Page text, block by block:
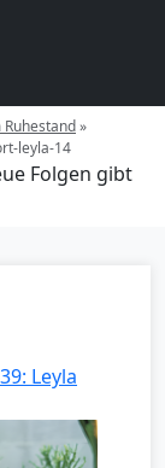
»
leyla-14
Folgen gibt
Leyla